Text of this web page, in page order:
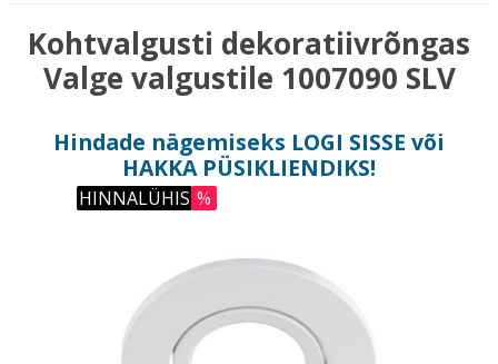
Kohtvalgusti dekoratiivrõngas
Valge valgustile 1007090 SLV
Hindade nägemiseks LOGI SISSE või
HAKKA PÜSIKLIENDIKS!
HINNALÜHIS %